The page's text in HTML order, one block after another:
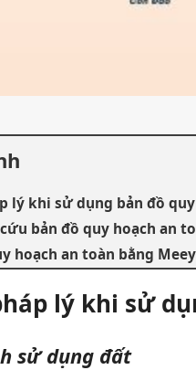
lý khi sử dụng bản đồ
bản đồ quy hoạch an
hoạch an toàn bằng
lý khi sử
sử dụng đất